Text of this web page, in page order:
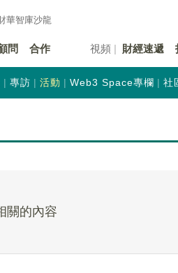
華智庫沙龍
問 合作 視頻 財經速遞
專訪 活動 Web3 Space專欄 社
關的內容